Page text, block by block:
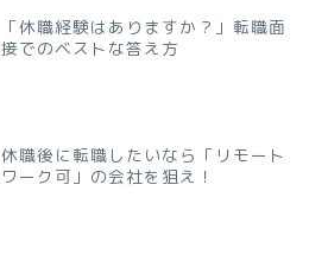
「休職経験はありますか？」転職面
接でのベストな答え方
休職後に転職したいなら「リモート
ワーク可」の会社を狙え！